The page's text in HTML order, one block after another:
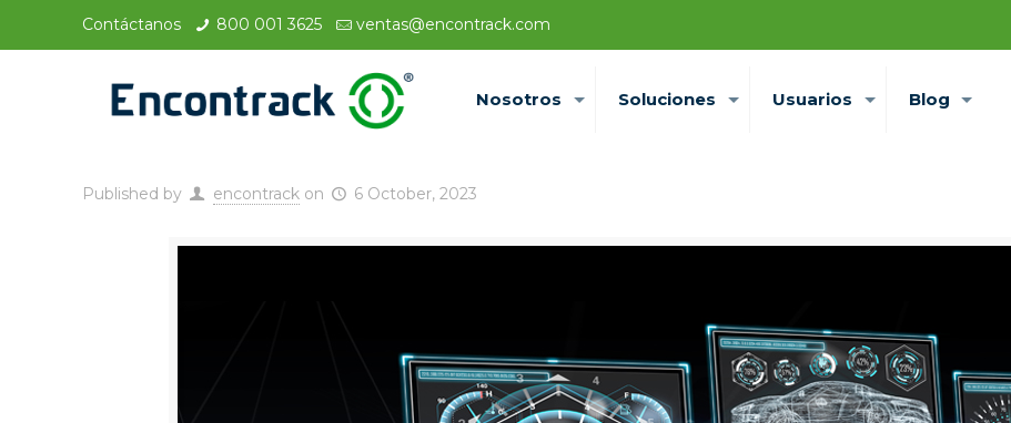
Contáctanos 800 001 3625 ventas@encontrack.com
Nosotros Soluciones Usuarios Blog
Published by encontrack on 6 October, 2023